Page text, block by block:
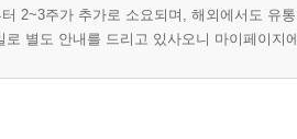
2~3주가 추가로 소요되며, 해외에서도 유
로 별도 안내를 드리고 있사오니 마이페이